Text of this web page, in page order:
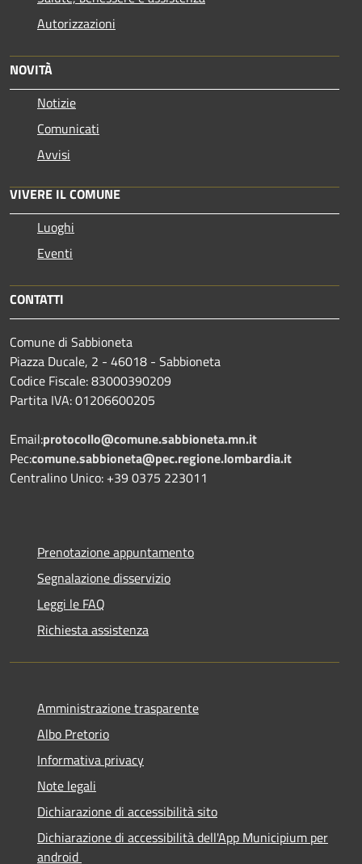
Autorizzazioni
NOVITÀ
Notizie
Comunicati
Avvisi
VIVERE IL COMUNE
Luoghi
Eventi
CONTATTI
Comune di Sabbioneta
Piazza Ducale, 2 - 46018 - Sabbioneta
Codice Fiscale: 83000390209
Partita IVA: 01206600205
Email:protocollo@comune.sabbioneta.mn.it
Pec:comune.sabbioneta@pec.regione.lombardia.it
Centralino Unico: +39 0375 223011
Prenotazione appuntamento
Segnalazione disservizio
Leggi le FAQ
Richiesta assistenza
Amministrazione trasparente
Albo Pretorio
Informativa privacy
Note legali
Dichiarazione di accessibilità sito
Dichiarazione di accessibilità dell'App Municipium per
android